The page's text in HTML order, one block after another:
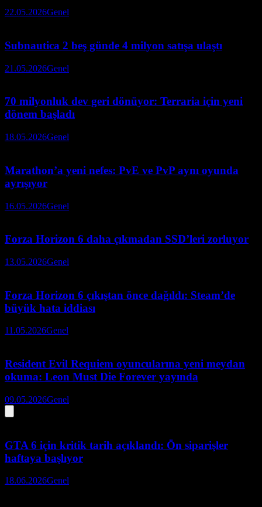
22.05.2026Genel
Subnautica 2 beş günde 4 milyon satışa ulaştı
21.05.2026Genel
70 milyonluk dev geri dönüyor: Terraria için yeni
dönem başladı
18.05.2026Genel
Marathon’a yeni nefes: PvE ve PvP aynı oyunda
ayrışıyor
16.05.2026Genel
Forza Horizon 6 daha çıkmadan SSD’leri zorluyor
13.05.2026Genel
Forza Horizon 6 çıkıştan önce dağıldı: Steam’de
büyük hata iddiası
11.05.2026Genel
Resident Evil Requiem oyuncularına yeni meydan
okuma: Leon Must Die Forever yayında
09.05.2026Genel
GTA 6 için kritik tarih açıklandı: Ön siparişler
haftaya başlıyor
18.06.2026Genel